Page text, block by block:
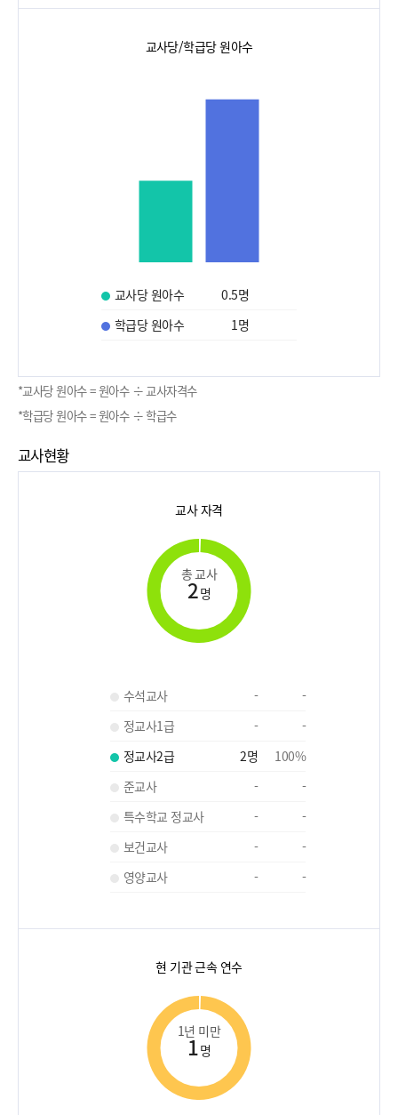
교사당/학급당 원아수
교사당 원아수 0.5명
학급당 원아수
1명
*교사당 원아수 = 원아수 ÷ 교사자격수
*학급당 원아수 = 원아수 ÷ 학급수
교사현황
교사 자격
총 교사
2명
수석교사 -
-
정교사1급
-
-
정교사2급
2명 100%
준교사
-
-
특수학교 정교사
-
-
보건교사
-
-
영양교사
- -
현 기관 근속 연수
1년 미만
1명